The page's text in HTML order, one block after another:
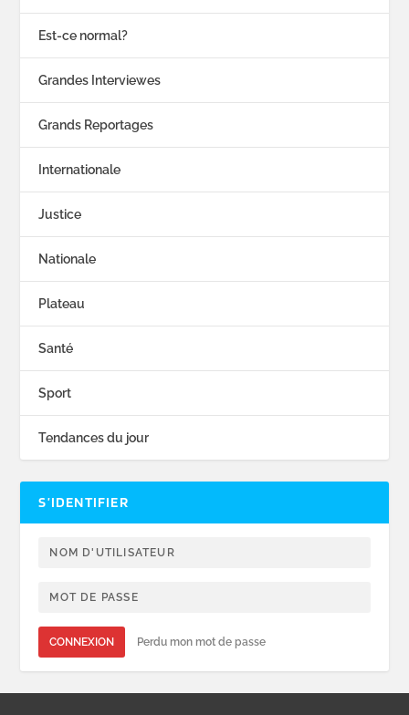
Est-ce normal?
Grandes Interviewes
Grands Reportages
Internationale
Justice
Nationale
Plateau
Santé
Sport
Tendances du jour
S’IDENTIFIER
CONNEXION Perdu mon mot de passe